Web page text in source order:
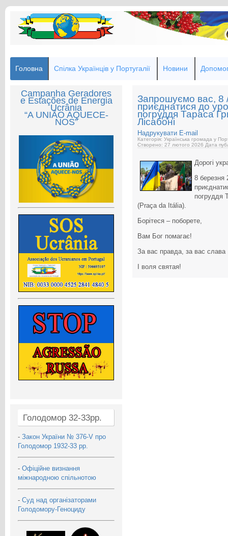
Головна Спілка Українців у Португалії Новини
Campanha Geradores
e Estações de Energia
Ucrânia
“A UNIÃO AQUECE-
NOS”
Голодомор 32-33рр.
- Закон України № 376-V про
Голодомор 1932-33 рр.
- Офіційне визнання
міжнародною спільнотою
- Суд над організаторами
Голодомору-Геноциду
Запрошуємо вас, 8
приєднатися до
погруддя Тараса
Лісабоні
Надрукувати E-mail
Категорія: Українська громада у
Створено: 27 лютого 2026 Дата
Дорогі
8 березня
погруддя
(Praça da Itália).
Борітеся – поборете,
Вам Бог помагає!
За вас правда, за вас слава
І воля святая!